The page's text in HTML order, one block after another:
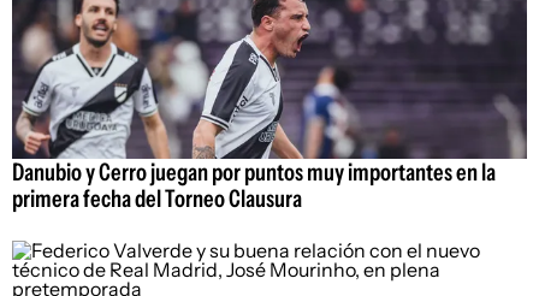
Danubio y Cerro juegan por puntos muy importantes en la
primera fecha del Torneo Clausura